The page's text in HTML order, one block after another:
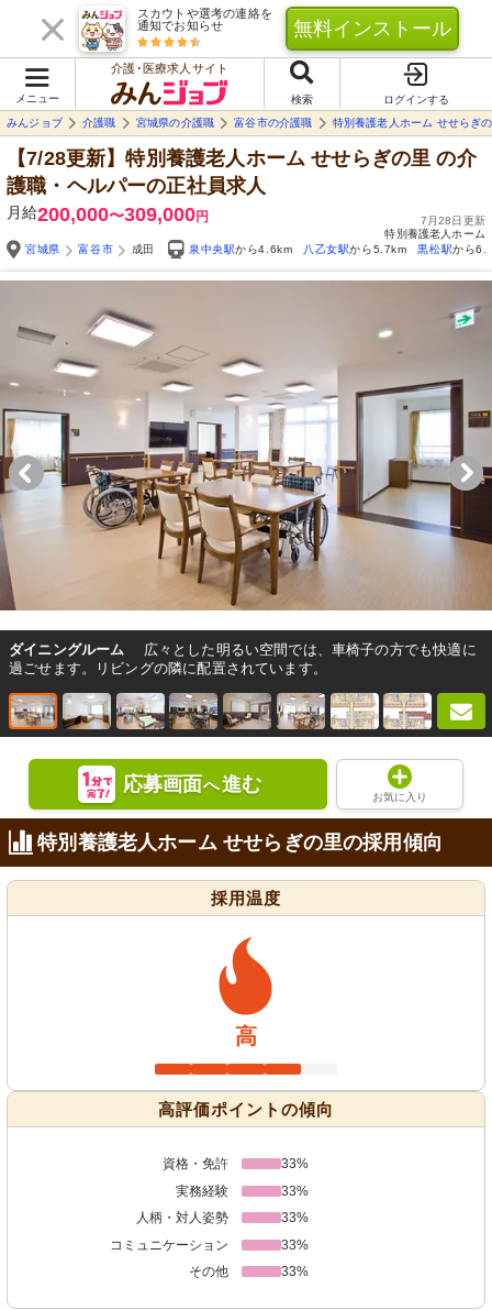
スカウトや選考の連絡を
通知でお知らせ
無料インストール
メニュー
介護･医療求人サイト
検索
ログインする
みんジョブ
介護職 宮城県の介護職 富谷市の介護職 特別養護老人ホーム せせらぎ
【7/28更新】特別養護老人ホーム せせらぎの里 の介
護職・ヘルパーの正社員求人
月給200,000〜309,000円
7月28日更新
特別養護老人ホーム
宮城県
富谷市 成田 泉中央駅から4.6km 八乙女駅から5.7km 黒松駅から
ダイニングルーム
広々とした明るい空間では、車椅子の方でも快適に
過ごせます。リビングの隣に配置されています。
応募画面へ進む
お気に入り
特別養護老人ホーム せせらぎの里の採用傾向
採用温度
高
高評価ポイントの傾向
資格・免許
33%
実務経験
33%
人柄・対人姿勢
33%
コミュニケーション
33%
その他
33%